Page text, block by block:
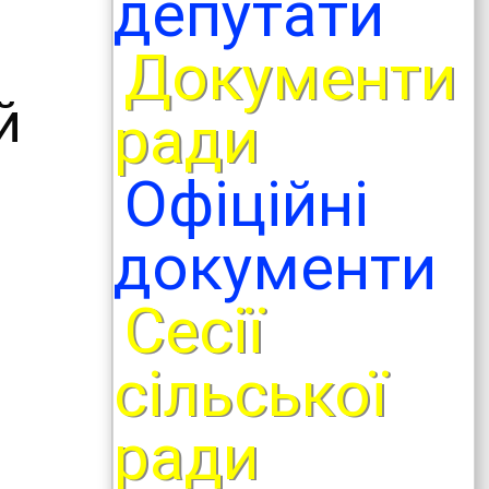
Документи
ради
Офіційні
документи
Сесії
сільської
ради